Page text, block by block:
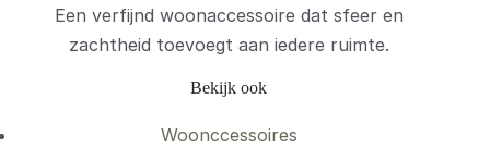
Een verfijnd woonaccessoire dat sfeer en
zachtheid toevoegt aan iedere ruimte.
Bekijk ook
Woonccessoires